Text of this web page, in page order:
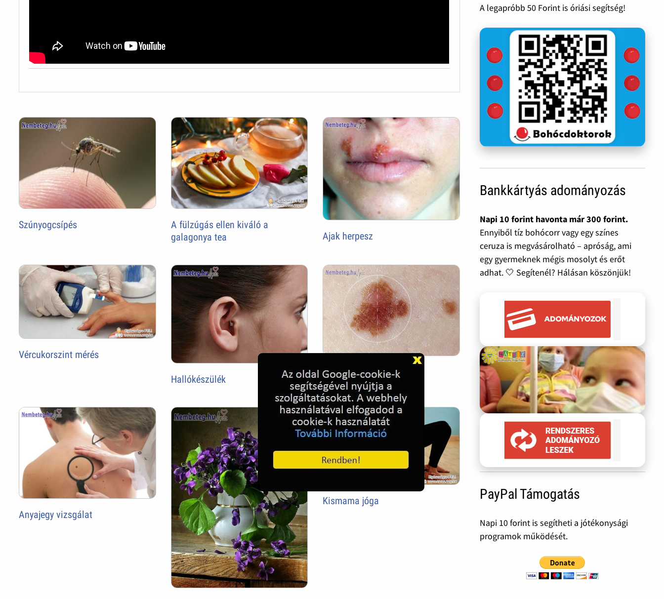
Szúnyogcsípés
A fülzúgás ellen kiváló a
galagonya tea
Ajak herpesz
Vércukorszint mérés
Hallókészülék
Melanoma, bőrrák
Anyajegy vizsgálat
Kismama jóga
A legapróbb 50 Forint is óriási segítség!
Bankkártyás adományozás
Napi 10 forint havonta már 300 forint.
Ennyiből tíz bohócorr vagy egy színes
ceruza is megvásárolható – apróság, ami
egy gyermeknek mégis mosolyt és erőt
adhat. 🤍 Segítenél? Hálásan köszönjük!
PayPal Támogatás
Napi 10 forint is segítheti a jótékonysági
programok működését.